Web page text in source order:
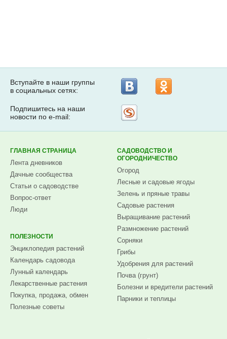
Вступайте в наши группы
в социальных сетях:
Подпишитесь на наши
новости по e-mail:
ГЛАВНАЯ СТРАНИЦА
Лента дневников
Дачные сообщества
Статьи о садоводстве
Вопрос-ответ
Люди
ПОЛЕЗНОСТИ
Энциклопедия растений
Календарь садовода
Лунный календарь
Лекарственные растения
Покупка, продажа, обмен
Полезные советы
САДОВОДСТВО И
ОГОРОДНИЧЕСТВО
Огород
Лесные и садовые ягоды
Зелень и пряные травы
Садовые растения
Выращивание растений
Размножение растений
Сорняки
Грибы
Удобрения для растений
Почва (грунт)
Болезни и вредители растений
Парники и теплицы